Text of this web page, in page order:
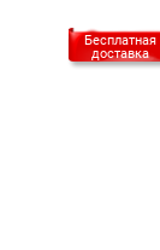
Бесплатная
доставка